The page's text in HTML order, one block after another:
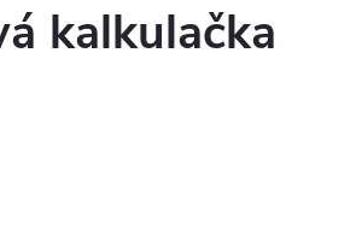
kalkulačka